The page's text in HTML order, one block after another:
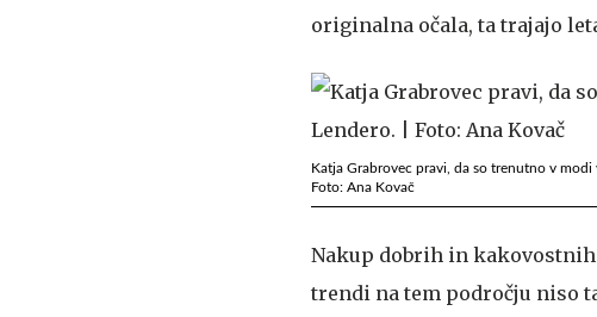
originalna očala, ta trajajo
Katja Grabrovec pravi, da so trenutno v modi
Foto: Ana Kovač
Nakup dobrih in kakovostnih
trendi na tem področju niso